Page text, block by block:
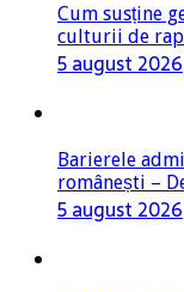
Cum susține
culturii de
5 august 2026
Barierele
românești –
5 august 2026